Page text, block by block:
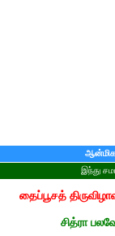
இந்து
தைப்பூசத்
சித்ரா